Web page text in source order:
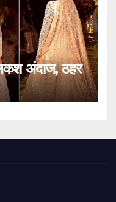
अंदाज, ठहर